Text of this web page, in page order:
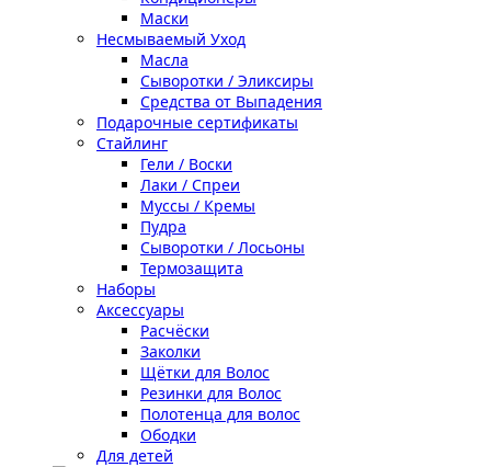
Маски
Несмываемый Уход
Масла
Сыворотки / Эликсиры
Средства от Выпадения
Подарочные сертификаты
Стайлинг
Гели / Воски
Лаки / Спреи
Муссы / Кремы
Пудра
Сыворотки / Лосьоны
Термозащита
Наборы
Аксессуары
Расчёски
Заколки
Щётки для Волос
Резинки для Волос
Полотенца для волос
Ободки
Для детей